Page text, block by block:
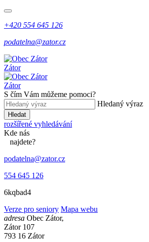
+420 554 645 126
podatelna@zator.cz
Zátor
Zátor
S čím Vám můžeme pomoci?
Hledaný výraz
Hledat
rozšířené vyhledávání
Kde nás
najdete?
podatelna@zator.cz
554 645 126
6kqbad4
Verze pro seniory Mapa webu
adresa Obec Zátor,
Zátor 107
793 16 Zátor